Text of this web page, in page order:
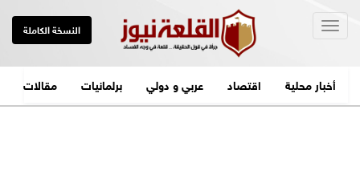
النسخة الكاملة
أخبار محلية اقتصاد عربي و دولي برلمانيات مقالات